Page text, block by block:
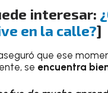
interesar:
en la calle?]
que ese
se encuentra